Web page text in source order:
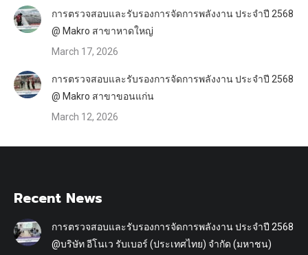
การตรวจสอบและรับรองการจัดการพลังงาน ประจำปี 2568
@ Makro สาขาหาดใหญ่
March 17, 2026
การตรวจสอบและรับรองการจัดการพลังงาน ประจำปี 2568
@ Makro สาขาขอนแก่น
March 12, 2026
Recent News
การตรวจสอบและรับรองการจัดการพลังงาน ประจำปี 2568
@บริษัท อีโนเว รับเบอร์ (ประเทศไทย) จำกัด (มหาชน)